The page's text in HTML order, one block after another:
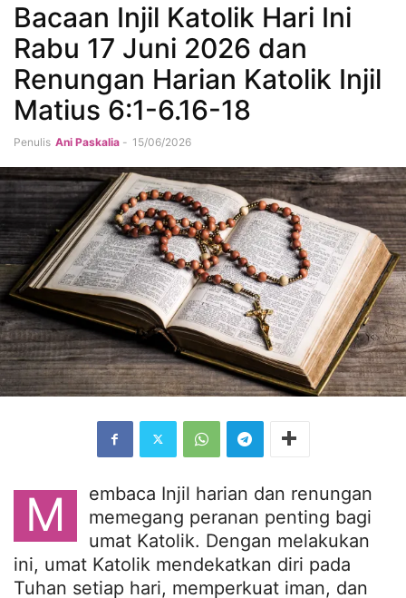
Bacaan Injil Katolik Hari Ini
Rabu 17 Juni 2026 dan
Renungan Harian Katolik Injil
Matius 6:1-6.16-18
Penulis Ani Paskalia - 15/06/2026
M
embaca Injil harian dan renungan
memegang peranan penting bagi
umat Katolik. Dengan melakukan
ini, umat Katolik mendekatkan diri pada
Tuhan setiap hari, memperkuat iman, dan